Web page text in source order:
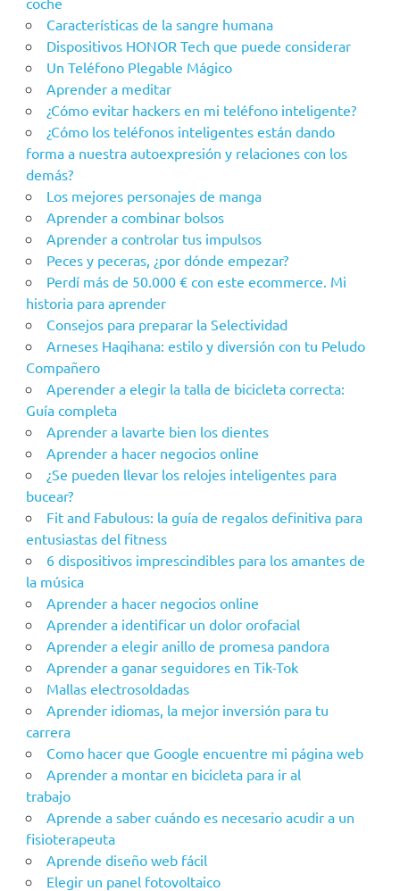
Características de la sangre humana
Dispositivos HONOR Tech que puede considerar
Un Teléfono Plegable Mágico
Aprender a meditar
¿Cómo evitar hackers en mi teléfono inteligente?
¿Cómo los teléfonos inteligentes están dando
forma a nuestra autoexpresión y relaciones con los
demás?
Los mejores personajes de manga
Aprender a combinar bolsos
Aprender a controlar tus impulsos
Peces y peceras, ¿por dónde empezar?
Perdí más de 50.000 € con este ecommerce. Mi
historia para aprender
Consejos para preparar la Selectividad
Arneses Haqihana: estilo y diversión con tu Peludo
Compañero
Aperender a elegir la talla de bicicleta correcta:
Guía completa
Aprender a lavarte bien los dientes
Aprender a hacer negocios online
¿Se pueden llevar los relojes inteligentes para
bucear?
Fit and Fabulous: la guía de regalos definitiva para
entusiastas del fitness
6 dispositivos imprescindibles para los amantes de
la música
Aprender a hacer negocios online
Aprender a identificar un dolor orofacial
Aprender a elegir anillo de promesa pandora
Aprender a ganar seguidores en Tik-Tok
Mallas electrosoldadas
Aprender idiomas, la mejor inversión para tu
carrera
Como hacer que Google encuentre mi página web
Aprender a montar en bicicleta para ir al
trabajo
Aprende a saber cuándo es necesario acudir a un
fisioterapeuta
Aprende diseño web fácil
Elegir un panel fotovoltaico